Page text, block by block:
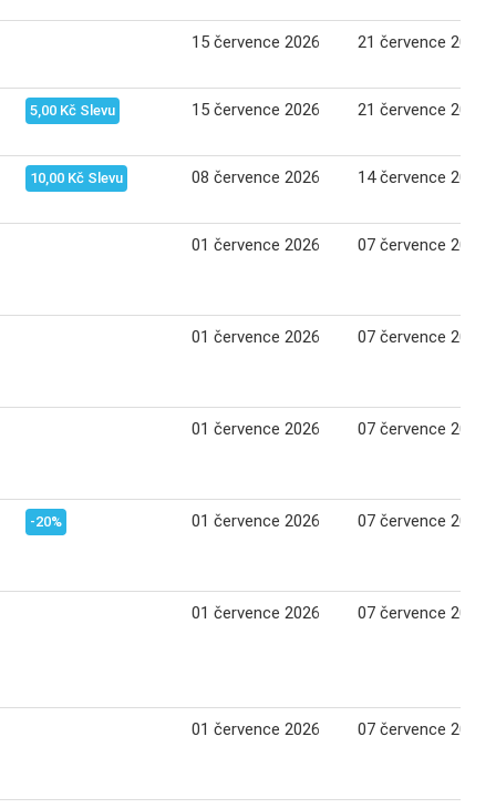
15 července 2026 21 července 2026
5,00 Kč Slevu 15 července 2026 21 července 2026
10,00 Kč Slevu 08 července 2026 14 července 2026
01 července 2026 07 července 2026
01 července 2026 07 července 2026
01 července 2026 07 července 2026
-20% 01 července 2026 07 července 2026
01 července 2026 07 července 2026
01 července 2026 07 července 2026